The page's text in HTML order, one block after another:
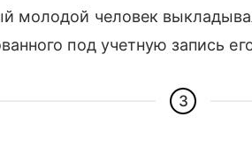
молодой человек
под учетную запись
3